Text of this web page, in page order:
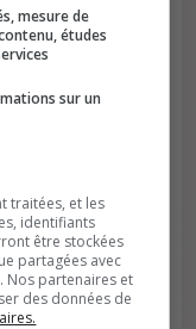
dans le
mesure de
études
sur un
traitées, et les
identifiants
être stockées
partagées avec
Nos partenaires et
des données de